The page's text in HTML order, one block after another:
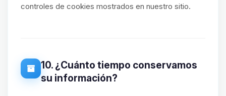
controles de cookies mostrados en nuestro sitio.
10. ¿Cuánto tiempo conservamos
su información?